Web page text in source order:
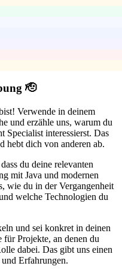
🫡
Verwende in deinem
und erzähle uns, warum du
Specialist interessierst. Das
hebt dich von anderen ab.
du deine relevanten
mit Java und modernen
wie du in der Vergangenheit
welche Technologien du
und sei konkret in deinen
für Projekte, an denen du
dabei. Das gibt uns einen
Erfahrungen.